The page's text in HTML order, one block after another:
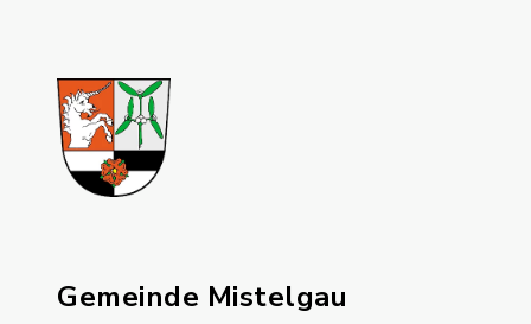
Gemeinde Mistelgau